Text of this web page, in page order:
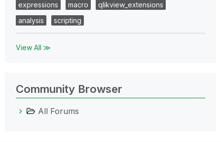
expressions
macro
qlikview_extensions
analysis
scripting
View All ≫
Community Browser
All Forums